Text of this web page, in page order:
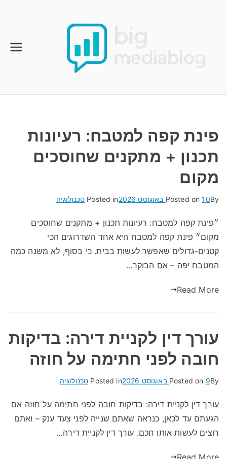
פינת קפה למטבח: רעיונות
תכנון + מתקנים שחוסכים
מקום
By
Posted on10 באוגוסט 2026 Posted in טכנולוגיה
״פינת קפה למטבח: רעיונות תכנון + מתקנים שחוסכים
מקום״ פינת קפה למטבח היא אחד השדרוגים הכי
קטנים-גדולים שאפשר לעשות בבית. כי בסוף, לא משנה כמה
המטבח יפה – אם הבוקר…
Read More
עורך דין לקניית דירה: בדיקות
חובה לפני חתימה על חוזה
By
Posted on 9 באוגוסט 2026 Posted in טכנולוגיה
עורך דין לקניית דירה: בדיקות חובה לפני חתימה על חוזה אם
הגעתם עד לכאן, כנראה שאתם שנייה לפני צעד ענק – ואתם
רוצים לעשות אותו חכם. עורך דין לקניית דירה…
Read More